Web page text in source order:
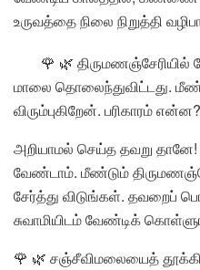
உருவத்தை நிலை நிறுத்தி
🌹 🌿
மாலை தொலைந்துவிட்டது.
விரும்புகிறேன். பரிகாரம் என்ன?
அறியாமல் செய்த தவறு
வேண்டாம். மீண்டும்
சேர்த்து விடுங்கள். தவறைப்
சுவாமியிடம் வேண்டிக்
🌹 🌿 சஞ்சீவிமலையைத்